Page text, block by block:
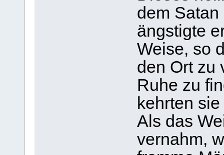
dem
ängstigte
Weise, so
den Ort zu
Ruhe zu
kehrten
Als das
vernahm,